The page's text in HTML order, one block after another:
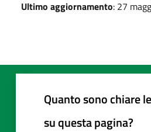
Ultimo aggiornamento: 27
Quanto sono chiare
su questa pagina?